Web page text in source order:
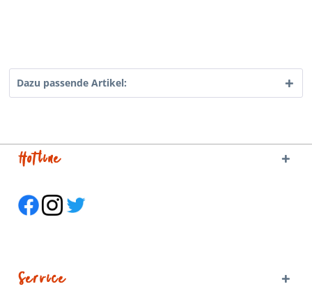
Dazu passende Artikel:
Hotline
Service